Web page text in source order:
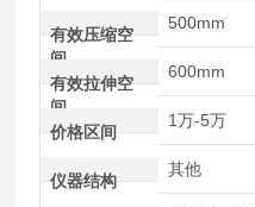
有效压缩空
间
500mm
有效拉伸空
间
600mm
价格区间
1万-5万
仪器结构
其他